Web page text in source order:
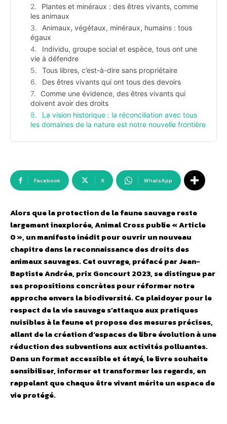
Plantes et minéraux : des êtres vivants, comme
les animaux
Animaux, végétaux, minéraux, humains : tous
égaux
Individu, groupe social et espèce, tous ont une
vie à défendre
Tous libres, c’est-à-dire sans propriétaire
Des êtres vivants qui ont tous des devoirs
Comme une évidence, des êtres vivants qui
doivent avoir des droits
La vision historique : la réconciliation avec tous
les domaines de la nature est notre nouvelle frontière
Facebook X WhatsApp
Alors que la protection de la faune sauvage reste
largement inexplorée, Animal Cross publie « Article
0 », un manifeste inédit pour ouvrir un nouveau
chapitre dans la reconnaissance des droits des
animaux sauvages. Cet ouvrage, préfacé par Jean-
Baptiste Andréa, prix Goncourt 2023, se distingue par
ses propositions concrètes pour réformer notre
approche envers la biodiversité. Ce plaidoyer pour le
respect de la vie sauvage s’attaque aux pratiques
nuisibles à la faune et propose des mesures précises,
allant de la création d’espaces de libre évolution à une
réduction des subventions aux activités polluantes.
Dans un format accessible et étayé, le livre souhaite
sensibiliser, informer et transformer les regards, en
rappelant que chaque être vivant mérite un espace de
vie protégé.